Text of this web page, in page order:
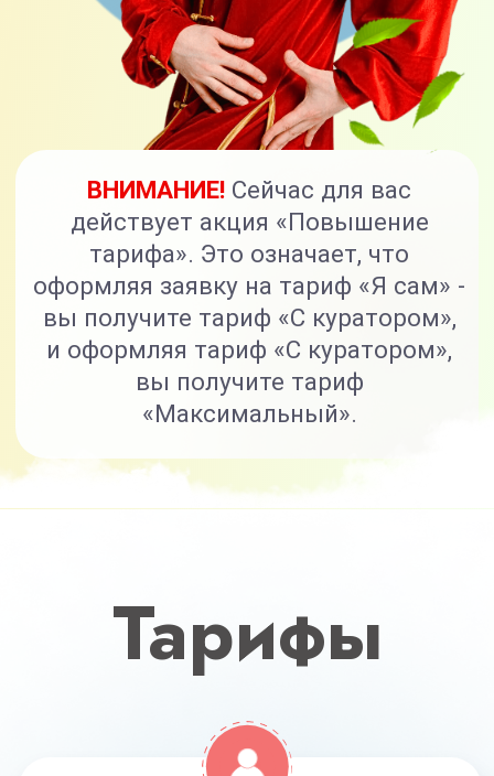
Я САМ
8 основных модулей
+2 дополнительных модуля
+2 спец. модуля (антигрыжа,
Тарифы